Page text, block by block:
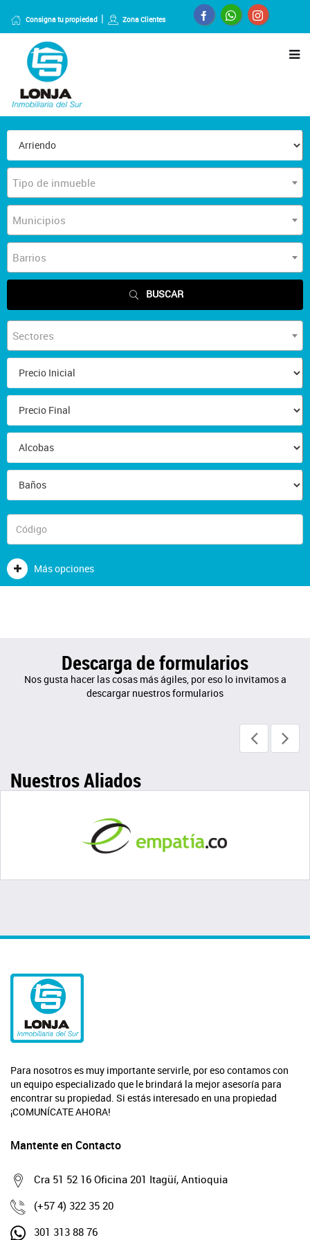
Consigna tu propiedad Zona Clientes
Tipo de inmueble
Municipios
Barrios
BUSCAR
Sectores
Más opciones
Descarga de formularios
Nos gusta hacer las cosas más ágiles, por eso lo invitamos a
descargar nuestros formularios
Nuestros Aliados
Para nosotros es muy importante servirle, por eso contamos con
un equipo especializado que le brindará la mejor asesoría para
encontrar su propiedad. Si estás interesado en una propiedad
¡COMUNÍCATE AHORA!
Mantente en Contacto
Cra 51 52 16 Oficina 201 Itagüí, Antioquia
(+57 4) 322 35 20
301 313 88 76